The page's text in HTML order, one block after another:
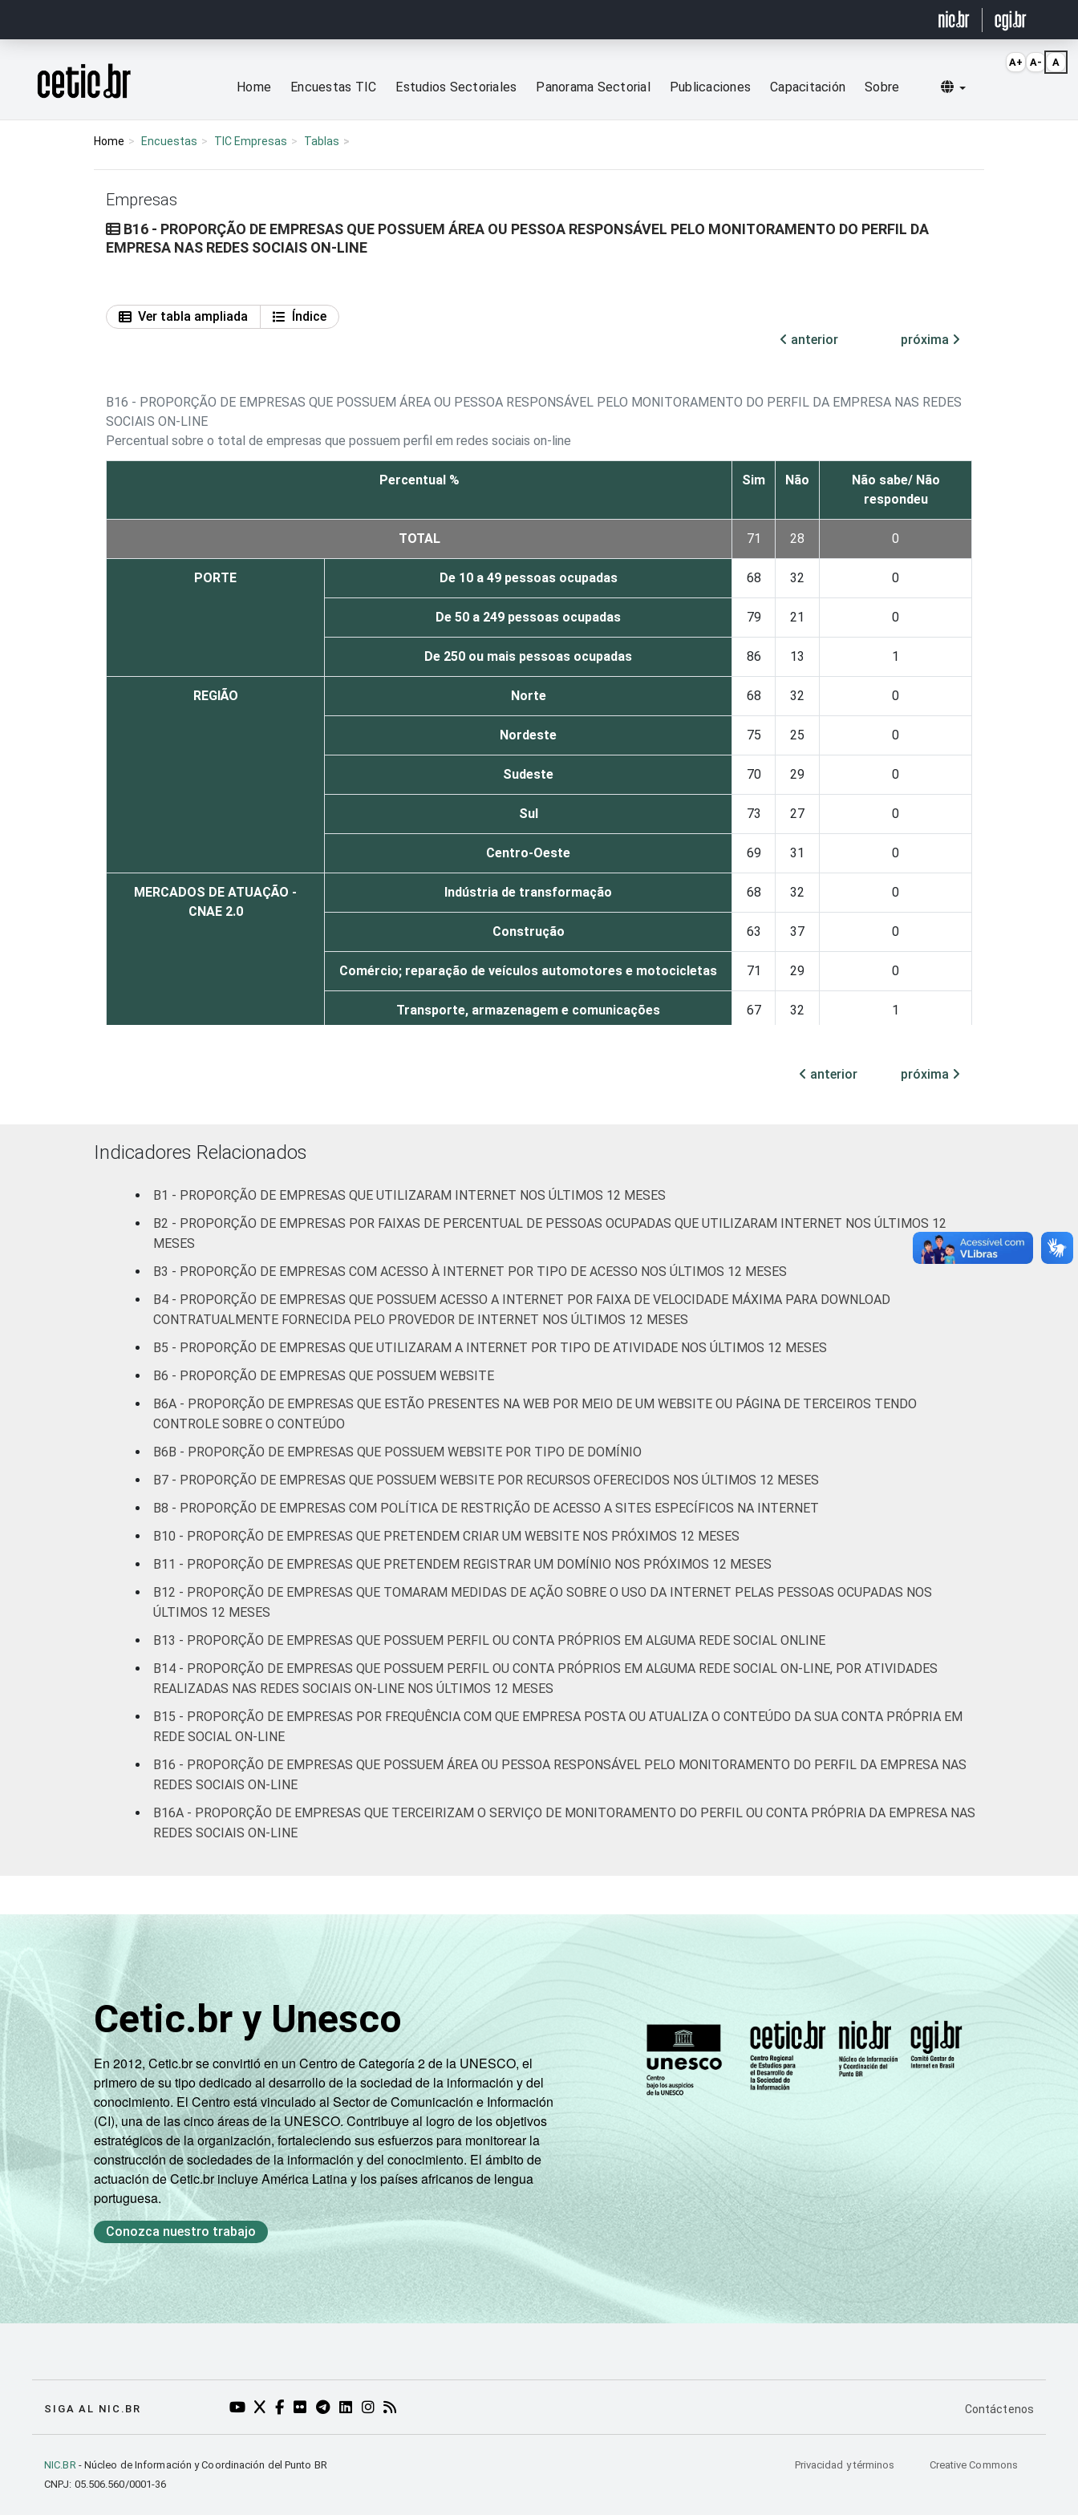
Página inicial
Home Encuestas TIC Estudios Sectoriales Panorama Sectorial Publicaciones Capacitación Sobre Selecionar idioma
Home Encuestas TIC Empresas Tablas
Empresas
B16 - PROPORÇÃO DE EMPRESAS QUE POSSUEM ÁREA OU PESSOA RESPONSÁVEL PELO MONITORAMENTO DO PERFIL DA
EMPRESA NAS REDES SOCIAIS ON-LINE
Ver tabla ampliada
Índice
anterior
próxima
B16 - PROPORÇÃO DE EMPRESAS QUE POSSUEM ÁREA OU PESSOA RESPONSÁVEL PELO MONITORAMENTO DO PERFIL DA EMPRESA NAS REDES
SOCIAIS ON-LINE
Percentual sobre o total de empresas que possuem perfil em redes sociais on-line
Percentual % Sim Não
Não sabe/ Não
respondeu
TOTAL 71 28 0
PORTE De 10 a 49 pessoas ocupadas 68 32 0
De 50 a 249 pessoas ocupadas 79 21 0
De 250 ou mais pessoas ocupadas 86 13 1
REGIÃO Norte 68 32 0
Nordeste 75 25 0
Sudeste 70 29 0
Sul 73 27 0
Centro-Oeste 69 31 0
MERCADOS DE ATUAÇÃO -
CNAE 2.0
Indústria de transformação 68 32 0
Construção 63 37 0
Comércio; reparação de veículos automotores e motocicletas 71 29 0
Transporte, armazenagem e comunicações 67 32 1
Artes, cultura, esporte e recreação, Outras atividades de
serviços
71 29 0
anterior próxima
Indicadores Relacionados
B1 - PROPORÇÃO DE EMPRESAS QUE UTILIZARAM INTERNET NOS ÚLTIMOS 12 MESES
B2 - PROPORÇÃO DE EMPRESAS POR FAIXAS DE PERCENTUAL DE PESSOAS OCUPADAS QUE UTILIZARAM INTERNET NOS ÚLTIMOS 12
MESES
B3 - PROPORÇÃO DE EMPRESAS COM ACESSO À INTERNET POR TIPO DE ACESSO NOS ÚLTIMOS 12 MESES
B4 - PROPORÇÃO DE EMPRESAS QUE POSSUEM ACESSO A INTERNET POR FAIXA DE VELOCIDADE MÁXIMA PARA DOWNLOAD
CONTRATUALMENTE FORNECIDA PELO PROVEDOR DE INTERNET NOS ÚLTIMOS 12 MESES
B5 - PROPORÇÃO DE EMPRESAS QUE UTILIZARAM A INTERNET POR TIPO DE ATIVIDADE NOS ÚLTIMOS 12 MESES
B6 - PROPORÇÃO DE EMPRESAS QUE POSSUEM WEBSITE
B6A - PROPORÇÃO DE EMPRESAS QUE ESTÃO PRESENTES NA WEB POR MEIO DE UM WEBSITE OU PÁGINA DE TERCEIROS TENDO
CONTROLE SOBRE O CONTEÚDO
B6B - PROPORÇÃO DE EMPRESAS QUE POSSUEM WEBSITE POR TIPO DE DOMÍNIO
B7 - PROPORÇÃO DE EMPRESAS QUE POSSUEM WEBSITE POR RECURSOS OFERECIDOS NOS ÚLTIMOS 12 MESES
B8 - PROPORÇÃO DE EMPRESAS COM POLÍTICA DE RESTRIÇÃO DE ACESSO A SITES ESPECÍFICOS NA INTERNET
B10 - PROPORÇÃO DE EMPRESAS QUE PRETENDEM CRIAR UM WEBSITE NOS PRÓXIMOS 12 MESES
B11 - PROPORÇÃO DE EMPRESAS QUE PRETENDEM REGISTRAR UM DOMÍNIO NOS PRÓXIMOS 12 MESES
B12 - PROPORÇÃO DE EMPRESAS QUE TOMARAM MEDIDAS DE AÇÃO SOBRE O USO DA INTERNET PELAS PESSOAS OCUPADAS NOS
ÚLTIMOS 12 MESES
B13 - PROPORÇÃO DE EMPRESAS QUE POSSUEM PERFIL OU CONTA PRÓPRIOS EM ALGUMA REDE SOCIAL ONLINE
B14 - PROPORÇÃO DE EMPRESAS QUE POSSUEM PERFIL OU CONTA PRÓPRIOS EM ALGUMA REDE SOCIAL ON-LINE, POR ATIVIDADES
REALIZADAS NAS REDES SOCIAIS ON-LINE NOS ÚLTIMOS 12 MESES
B15 - PROPORÇÃO DE EMPRESAS POR FREQUÊNCIA COM QUE EMPRESA POSTA OU ATUALIZA O CONTEÚDO DA SUA CONTA PRÓPRIA EM
REDE SOCIAL ON-LINE
B16 - PROPORÇÃO DE EMPRESAS QUE POSSUEM ÁREA OU PESSOA RESPONSÁVEL PELO MONITORAMENTO DO PERFIL DA EMPRESA NAS
REDES SOCIAIS ON-LINE
B16A - PROPORÇÃO DE EMPRESAS QUE TERCEIRIZAM O SERVIÇO DE MONITORAMENTO DO PERFIL OU CONTA PRÓPRIA DA EMPRESA NAS
REDES SOCIAIS ON-LINE
Cetic.br y Unesco
En 2012, Cetic.br se convirtió en un Centro de Categoría 2 de la UNESCO, el
primero de su tipo dedicado al desarrollo de la sociedad de la información y del
conocimiento. El Centro está vinculado al Sector de Comunicación e Información
(CI), una de las cinco áreas de la UNESCO. Contribuye al logro de los objetivos
estratégicos de la organización, fortaleciendo sus esfuerzos para monitorear la
construcción de sociedades de la información y del conocimiento. El ámbito de
actuación de Cetic.br incluye América Latina y los países africanos de lengua
portuguesa.
Conozca nuestro trabajo
SIGA AL NIC.BR YOUTUBE DO NIC.BR (ABRE EM NOVA ABA)
TWITTER DO NIC.BR (ABRE EM NOVA ABA)
FACEBOOK DO NIC.BR (ABRE EM NOVA ABA)
FLICKR DO NIC.BR (ABRE EM NOVA ABA)
TELEGRAM DO NIC.BR (ABRE EM NOVA ABA)
LINKEDIN DO NIC.BR (ABRE EM NOVA ABA)
INSTAGRAM DO NIC.BR (ABRE EM NOVA ABA)
RSS DO NIC.BR (ABRE EM NOVA ABA) PÁGINA DE
Contáctenos
NIC.BR- Núcleo de Información y Coordinación del Punto BR
CNPJ: 05.506.560/0001-36
Privacidad y términos Creative Commons
A+ A- A